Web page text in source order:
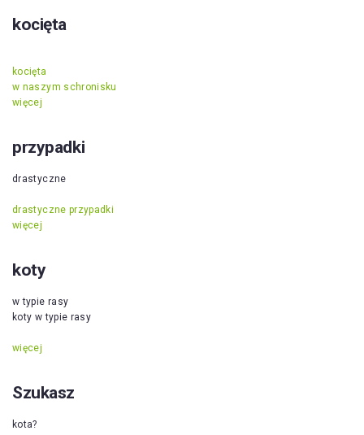
kocięta
kocięta
w naszym schronisku
więcej
przypadki
drastyczne
drastyczne przypadki
więcej
koty
w typie rasy
koty w typie rasy
więcej
Szukasz
kota?